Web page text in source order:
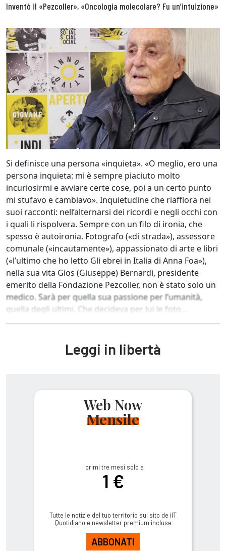
Inventò il «Pezcoller», «Oncologia molecolare? Fu un’intuizione»
Si definisce una persona «inquieta». «O meglio, ero una
persona inquieta: mi è sempre piaciuto molto
incuriosirmi e avviare certe cose, poi a un certo punto
mi stufavo e cambiavo». Inquietudine che riaffiora nei
suoi racconti: nell’alternarsi dei ricordi e negli occhi con
i quali li rispolvera. Sempre con un filo di ironia, che
spesso è autoironia. Fotografo («di strada»), assessore
comunale («incautamente»), appassionato di arte e libri
(«l’ultimo che ho letto Gli ebrei in Italia di Anna Foa»),
nella sua vita Gios (Giuseppe) Bernardi, presidente
emerito della Fondazione Pezcoller, non è stato solo un
medico. Sarà per quella sua passione per l’umanità,
quella degli ultimi. Che decideva per lui le foto...
Leggi in libertà
Web Now
Mensile
I primi tre mesi solo a
1 €
Tutte le notizie del tuo territorio sul sito de ilT
Quotidiano e newsletter premium incluse
ABBONATI